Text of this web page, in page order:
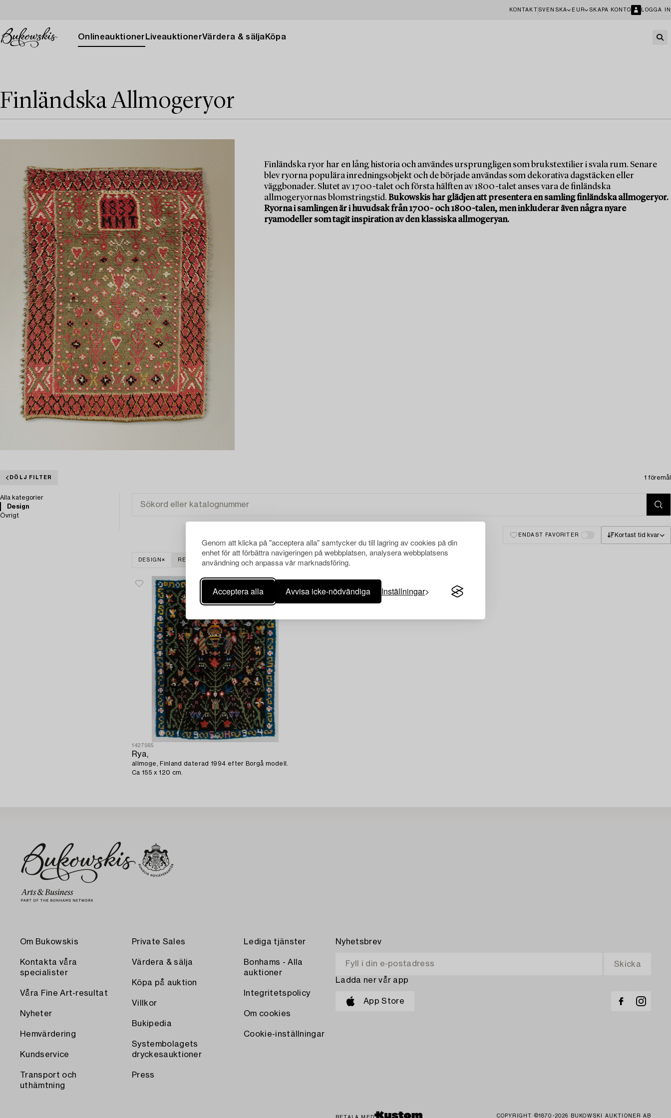
Genom att klicka på "acceptera alla" samtycker du till lagring av cookies på din
enhet för att förbättra navigeringen på webbplatsen, analysera webbplatsens
användning och anpassa vår marknadsföring.
Acceptera alla Avvisa icke-nödvändiga Inställningar
KONTAKT SVENSKA EUR SKAPA KONTO LOGGA IN
Onlineauktioner LiveauktionerVärdera & sälja Köpa
Finländska Allmogeryor
Finländska ryor har en lång historia och användes ursprungligen som brukstextilier i svala rum. Senare
blev ryorna populära inredningsobjekt och de började användas som dekorativa dagstäcken eller
väggbonader. Slutet av 1700-talet och första hälften av 1800-talet anses vara de finländska
allmogeryornas blomstringstid.Bukowskis har glädjen att presentera en samling finländska allmogeryor.
Ryorna i samlingen är i huvudsak från 1700- och 1800-talen, men inkluderar även några nyare
ryamodeller som tagit inspiration av den klassiska allmogeryan.
DÖLJ FILTER 1 föremål
Alla kategorier
Design
Övrigt
ENDAST FAVORITER Kortast tid kvar
DESIGN RENSA ALLA
1427565
Rya,
allmoge, Finland daterad 1994 efter Borgå modell.
Ca 155 x 120 cm.
Om Bukowskis
Kontakta våra
specialister
Våra Fine Art-resultat
Nyheter
Hemvärdering
Kundservice
Transport och
uthämtning
Private Sales
Värdera & sälja
Köpa på auktion
Villkor
Bukipedia
Systembolagets
dryckesauktioner
Press
Lediga tjänster
Bonhams - Alla
auktioner
Integritetspolicy
Om cookies
Cookie-inställningar
Nyhetsbrev
Ladda ner vår app
App Store
COPYRIGHT ©1870-2026 BUKOWSKI AUKTIONER AB